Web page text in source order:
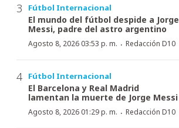
Fútbol Internacional
El mundo del fútbol despide a Jorge
Messi, padre del astro argentino
Agosto 8, 2026 03:53 p. m. · Redacción D10
Fútbol Internacional
El Barcelona y Real Madrid
lamentan la muerte de Jorge Messi
Agosto 8, 2026 01:29 p. m. · Redacción D10